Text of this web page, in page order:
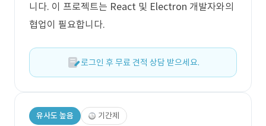
니다. 이 프로젝트는 React 및 Electron 개발자와의
협업이 필요합니다.
로그인 후 무료 견적 상담 받으세요.
유사도 높음 기간제